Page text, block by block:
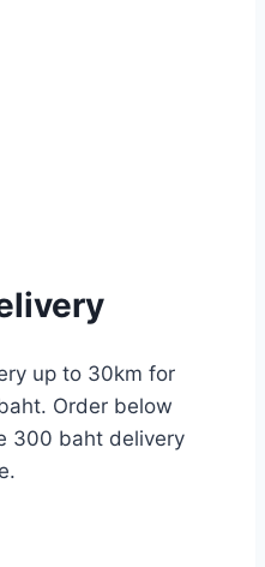
up to 30km for
Order below
300 baht delivery